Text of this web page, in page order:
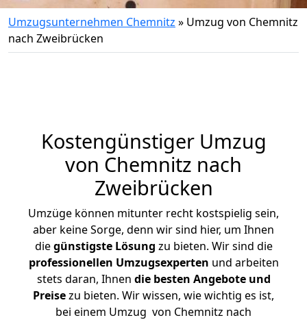
Umzugsunternehmen Chemnitz » Umzug von Chemnitz
nach Zweibrücken
Kostengünstiger Umzug
von Chemnitz nach
Zweibrücken
Umzüge können mitunter recht kostspielig sein,
aber keine Sorge, denn wir sind hier, um Ihnen
diegünstigste Lösung zu bieten. Wir sind die
professionellen Umzugsexperten und arbeiten
stets daran, Ihnen die besten Angebote und
Preisezu bieten. Wir wissen, wie wichtig es ist,
bei einem Umzug von Chemnitz nach